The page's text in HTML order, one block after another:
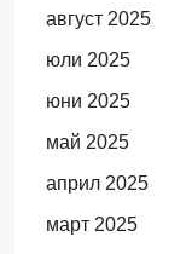
август 2025
юли 2025
юни 2025
май 2025
април 2025
март 2025